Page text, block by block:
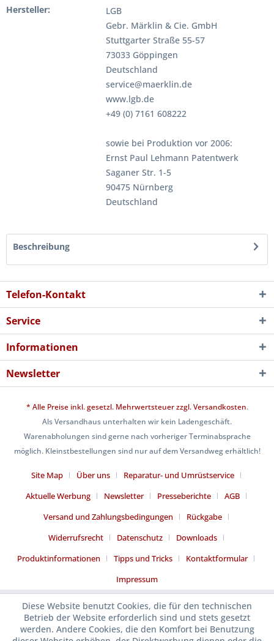
Hersteller:
LGB
Gebr. Märklin & Cie. GmbH
Stuttgarter Straße 55-57
73033 Göppingen
Deutschland
service@maerklin.de
www.lgb.de
+49 (0) 7161 608222
sowie bei Produktion vor 2006:
Ernst Paul Lehmann Patentwerk
Saganer Str. 1-5
90475 Nürnberg
Deutschland
Beschreibung
Telefon-Kontakt
Service
Informationen
Newsletter
* Alle Preise inkl. gesetzl. Mehrwertsteuer zzgl.Versandkosten.
Als Versandhaus unterhalten wir kein Ladengeschäft.
Warenabholungen sind gerne nach vorheriger Terminabsprache
möglich. Kleinstbestellungen sind nur auf dem Versandweg erhältlich!
Site Map Über uns
Reparatur- und Umrüstservice
Aktuelle Werbung
Newsletter Presseberichte
AGB
Versand und Zahlungsbedingungen
Rückgabe
Widerrufsrecht
Datenschutz
Downloads
Produktinformationen
Tipps und Tricks
Kontaktformular
Impressum
Diese Website benutzt Cookies, die für den technischen
Betrieb der Website erforderlich sind und stets gesetzt
werden. Andere Cookies, die den Komfort bei Benutzung